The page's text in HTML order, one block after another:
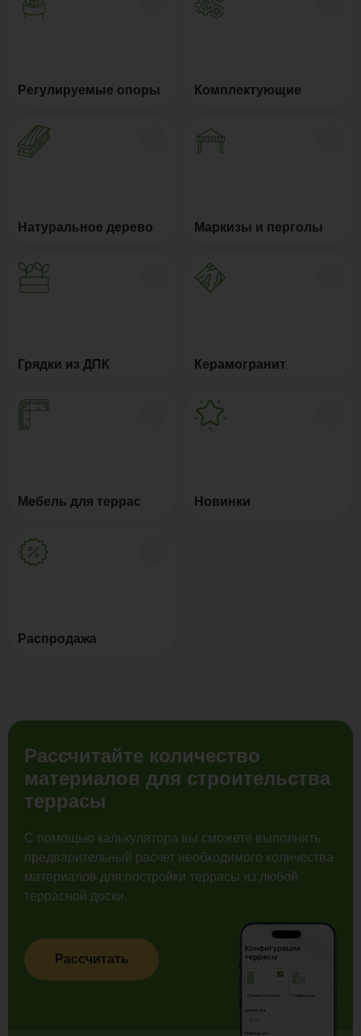
Регулируемые опоры Комплектующие
Натуральное дерево Маркизы и перголы
Грядки из ДПК Керамогранит
Мебель для террас Новинки
Распродажа
Рассчитайте количество
материалов для строительства
террасы
С помощью калькулятора вы сможете выполнить
предварительный расчет необходимого количества
материалов для постройки террасы из любой
террасной доски.
Рассчитать